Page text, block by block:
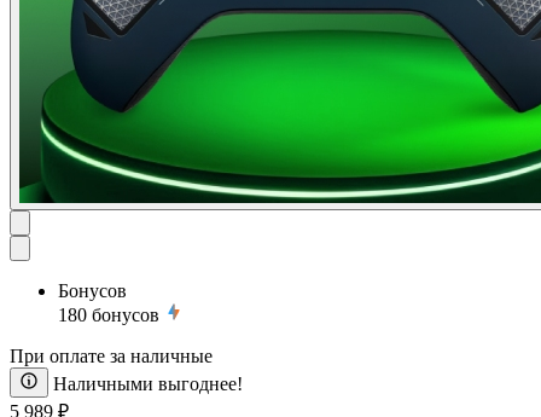
Бонусов
180 бонусов
При оплате за наличные
Наличными выгоднее!
5 989 ₽